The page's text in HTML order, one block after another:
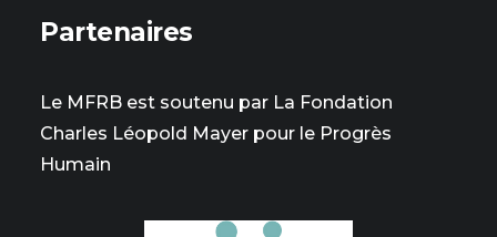
Partenaires
Le MFRB est soutenu par La Fondation
Charles Léopold Mayer pour le Progrès
Humain